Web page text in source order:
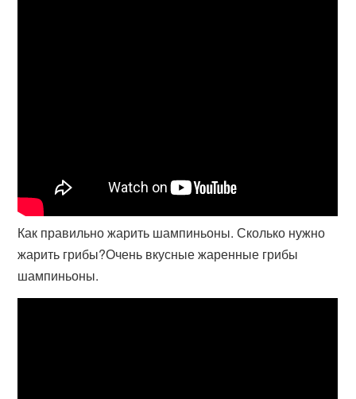
Как правильно жарить шампиньоны. Сколько нужно
жарить грибы?Очень вкусные жаренные грибы
шампиньоны.